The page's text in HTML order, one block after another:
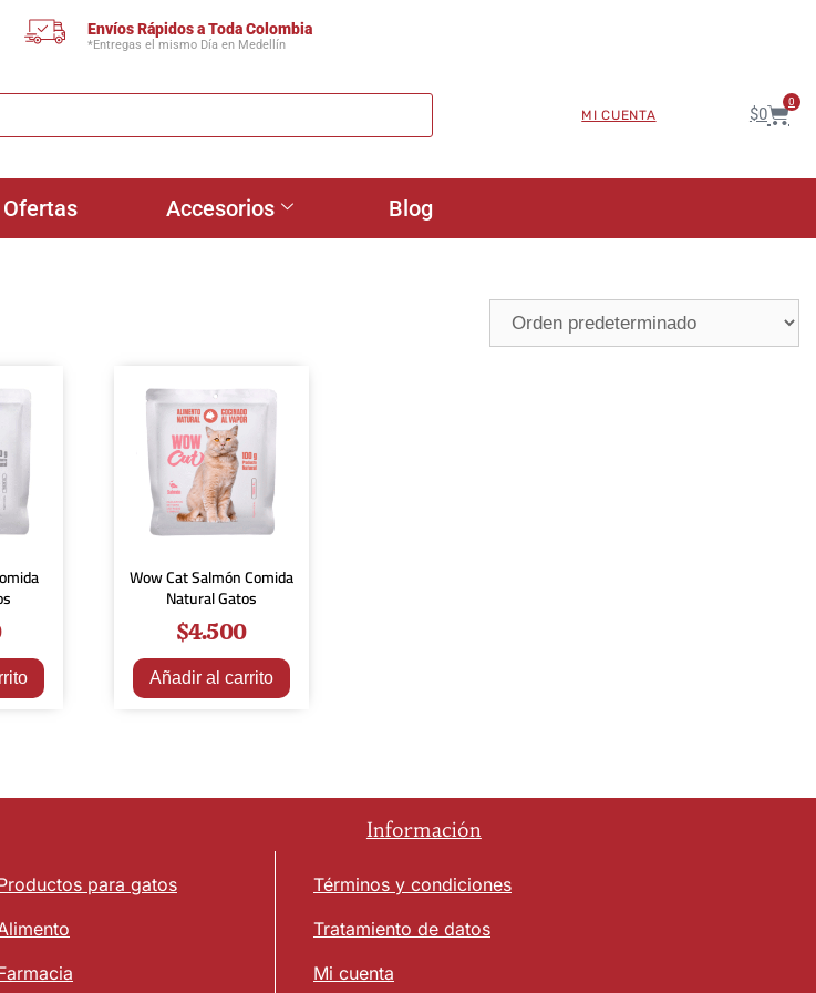
Envíos Rápidos a Toda Colombia
*Entregas el mismo Día en Medellín
MI CUENTA $0
0
Ofertas Accesorios Blog
Wow Cat Salmón Comida
Natural Gatos
$4.500
Añadir al carrito
Información
para gatos
Términos y condiciones
Tratamiento de datos
Mi cuenta